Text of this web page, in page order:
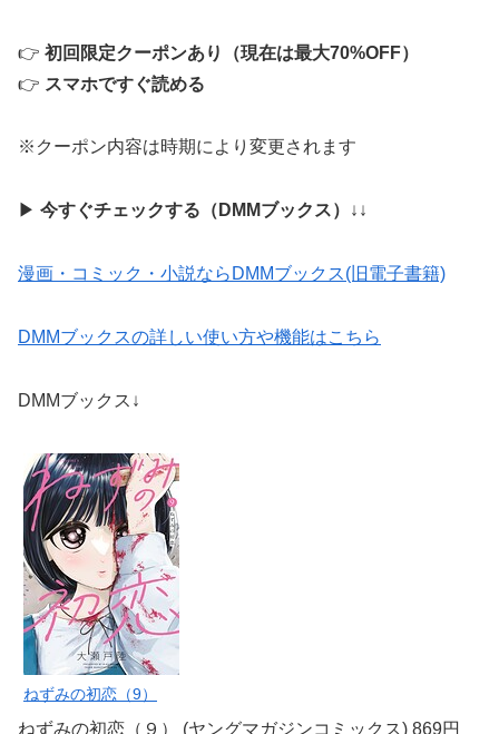
👉 初回限定クーポンあり（現在は最大70%OFF）
👉 スマホですぐ読める
※クーポン内容は時期により変更されます
▶ 今すぐチェックする（DMMブックス） ↓↓
漫画・コミック・小説ならDMMブックス(旧電子書籍)
DMMブックスの詳しい使い方や機能はこちら
DMMブックス↓
ねずみの初恋（9）
ねずみの初恋（９） (ヤングマガジンコミックス) 869円